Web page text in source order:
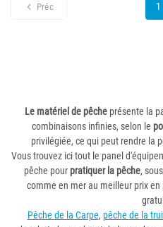
Préc 1
Le matériel de pêche présente la
combinaisons infinies, selon le
privilégiée, ce qui peut rendre la
Vous trouvez ici tout le panel
pêche pour pratiquer la pêche,
comme en mer au meilleur prix
Pêche de la Carpe, pêche de la